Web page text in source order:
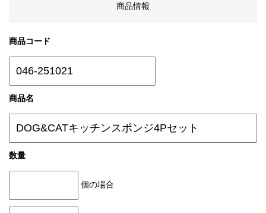
商品情報
商品コード
商品名
数量
個の場合